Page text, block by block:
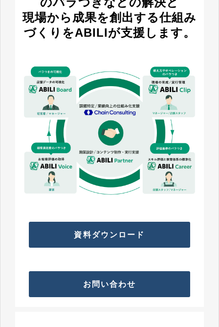
現場から成果を創出する仕組み
づくりをABILIが支援します。
資料ダウンロード
お問い合わせ